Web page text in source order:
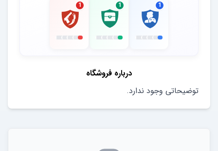
1
1
1
درباره فروشگاه
توضیحاتی وجود ندارد.